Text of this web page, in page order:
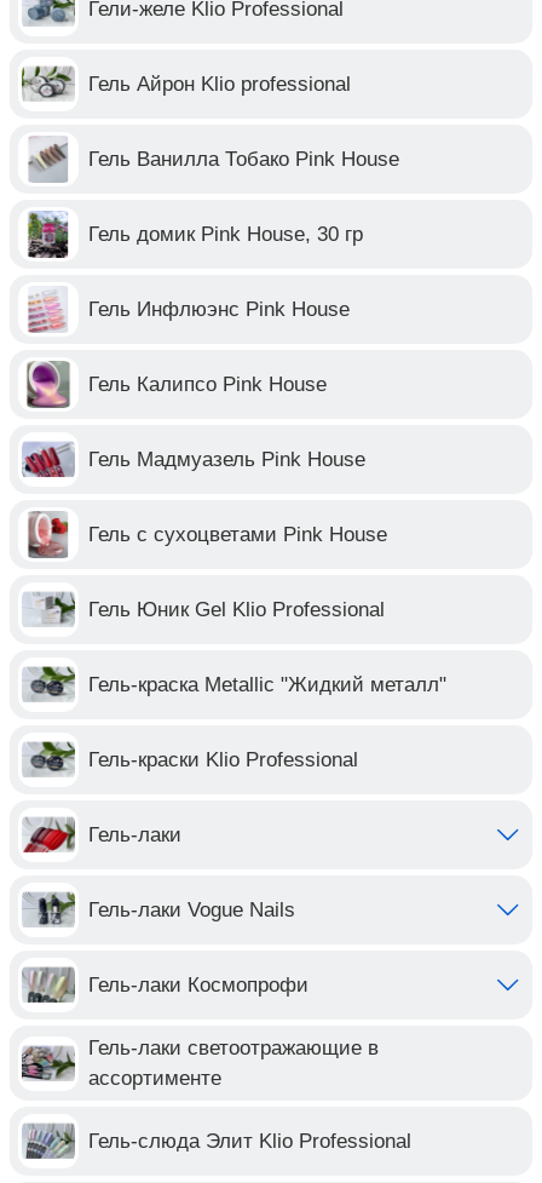
Гели-желе Klio Professional
Гель Айрон Klio professional
Гель Ванилла Тобако Pink House
Гель домик Pink House, 30 гр
Гель Инфлюэнс Pink House
Гель Калипсо Pink House
Гель Мадмуазель Pink House
Гель с сухоцветами Pink House
Гель Юник Gel Klio Professional
Гель-краска Metallic "Жидкий металл"
Гель-краски Klio Professional
Гель-лаки
Гель-лаки Vogue Nails
Гель-лаки Космопрофи
Гель-лаки светоотражающие в
ассортименте
Гель-слюда Элит Klio Professional